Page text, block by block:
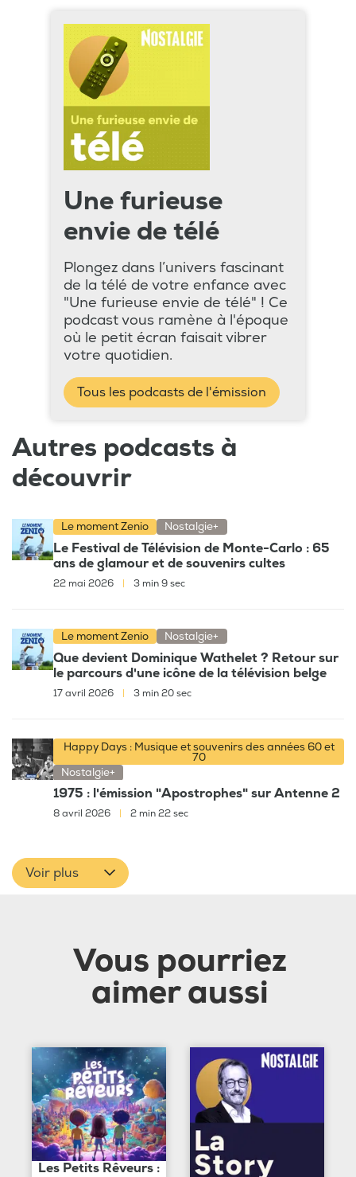
Une furieuse
envie de télé
Plongez dans l’univers fascinant
de la télé de votre enfance avec
"Une furieuse envie de télé" ! Ce
podcast vous ramène à l'époque
où le petit écran faisait vibrer
votre quotidien.
Tous les podcasts de l'émission
Autres podcasts à
découvrir
Le moment Zenio Nostalgie+
Le Festival de Télévision de Monte-Carlo : 65
ans de glamour et de souvenirs cultes
22 mai 2026 3 min 9 sec
Le moment Zenio Nostalgie+
Que devient Dominique Wathelet ? Retour sur
le parcours d'une icône de la télévision belge
17 avril 2026 3 min 20 sec
Happy Days : Musique et souvenirs des années 60 et
70
Nostalgie+
1975 : l'émission "Apostrophes" sur Antenne 2
8 avril 2026 2 min 22 sec
Voir plus
Vous pourriez
aimer aussi
Les Petits Rêveurs :